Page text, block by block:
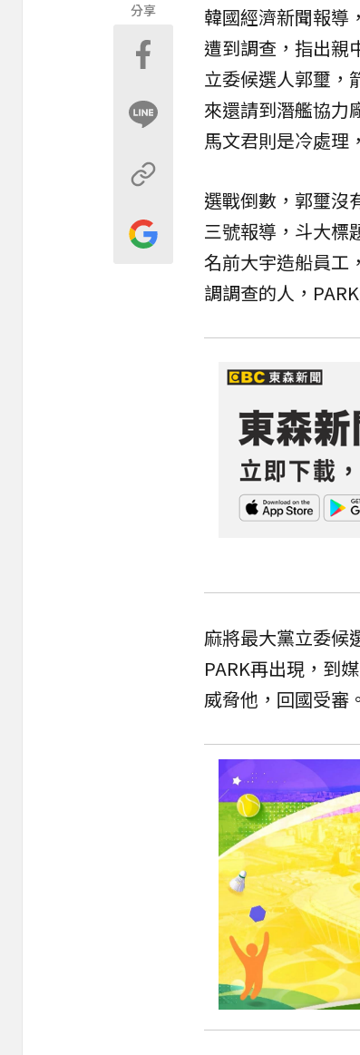
分享 韓國經濟新聞報導
遭到調查，指出親
立委候選人郭璽 ，
來還請到潛艦協力
馬文君則是冷處理
選戰倒數，郭璽沒
三號報導，斗大標
名前大宇造船員工
調調查的人，
麻將最大黨立委候
PARK再出現，到
威脅他，回國受審